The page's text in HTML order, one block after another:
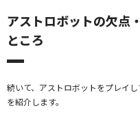
アストロボットの欠点
ところ
続いて、アストロボットをプレイ
を紹介します。